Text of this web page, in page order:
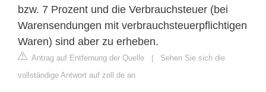
bzw. 7 Prozent und die Verbrauchsteuer (bei
Warensendungen mit verbrauchsteuerpflichtigen
Waren) sind aber zu erheben.
Antrag auf Entfernung der Quelle | Sehen Sie sich die
vollständige Antwort auf zoll.de an